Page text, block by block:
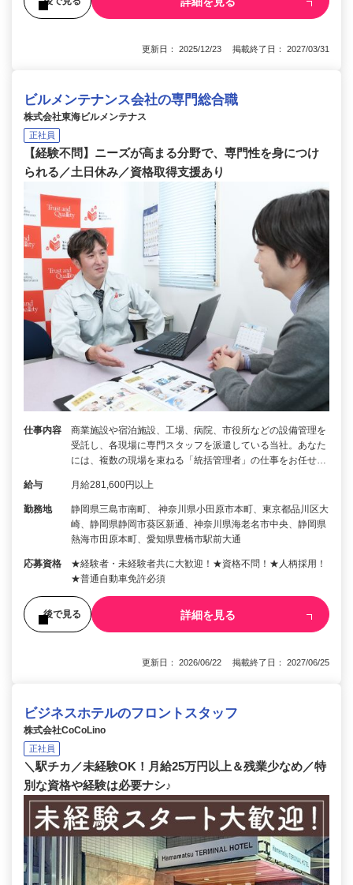
更新日： 2025/12/23 掲載終了日： 2027/03/31
ビルメンテナンス会社の専門総合職
株式会社東海ビルメンテナス
正社員
【経験不問】ニーズが高まる分野で、専門性を身につけ
られる／土日休み／資格取得支援あり
仕事内容
商業施設や宿泊施設、工場、病院、市役所などの設備管理を
受託し、各現場に専門スタッフを派遣している当社。あなた
には、複数の現場を束ねる「統括管理者」の仕事をお任せ…
給与 月給281,600円以上
勤務地
静岡県三島市南町、 神奈川県小田原市本町、東京都品川区大
崎、静岡県静岡市葵区新通、神奈川県海老名市中央、静岡県
熱海市田原本町、愛知県豊橋市駅前大通
応募資格
★経験者・未経験者共に大歓迎！★資格不問！★人柄採用！
★普通自動車免許必須
後で見る 詳細を見る
更新日： 2026/06/22 掲載終了日： 2027/06/25
ビジネスホテルのフロントスタッフ
株式会社CoCoLino
正社員
＼駅チカ／未経験OK！月給25万円以上＆残業少なめ／特
別な資格や経験は必要ナシ♪